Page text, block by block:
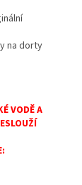
na dorty
VODĚ A